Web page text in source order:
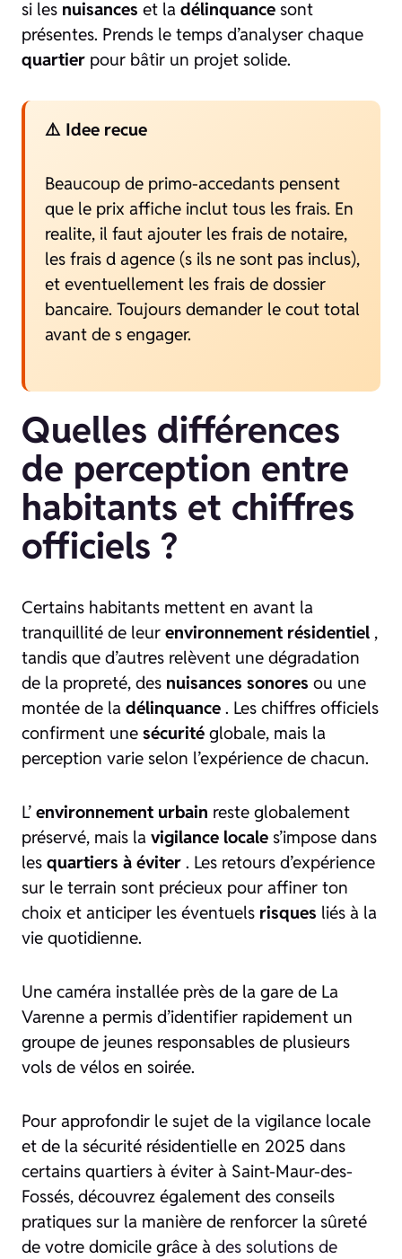
si les nuisances et la délinquance sont
présentes. Prends le temps d’analyser chaque
quartier pour bâtir un projet solide.
⚠️ Idee recue
Beaucoup de primo-accedants pensent
que le prix affiche inclut tous les frais. En
realite, il faut ajouter les frais de notaire,
les frais d agence (s ils ne sont pas inclus),
et eventuellement les frais de dossier
bancaire. Toujours demander le cout total
avant de s engager.
Quelles différences
de perception entre
habitants et chiffres
officiels ?
Certains habitants mettent en avant la
tranquillité de leur environnement résidentiel ,
tandis que d’autres relèvent une dégradation
de la propreté, des nuisances sonores ou une
montée de la délinquance . Les chiffres officiels
confirment une sécurité globale, mais la
perception varie selon l’expérience de chacun.
L’ environnement urbain reste globalement
préservé, mais la vigilance locale s’impose dans
les quartiers à éviter . Les retours d’expérience
sur le terrain sont précieux pour affiner ton
choix et anticiper les éventuels risques liés à la
vie quotidienne.
Une caméra installée près de la gare de La
Varenne a permis d’identifier rapidement un
groupe de jeunes responsables de plusieurs
vols de vélos en soirée.
Pour approfondir le sujet de la vigilance locale
et de la sécurité résidentielle en 2025 dans
certains quartiers à éviter à Saint-Maur-des-
Fossés, découvrez également des conseils
pratiques sur la manière de renforcer la sûreté
de votre domicile grâce à des solutions de